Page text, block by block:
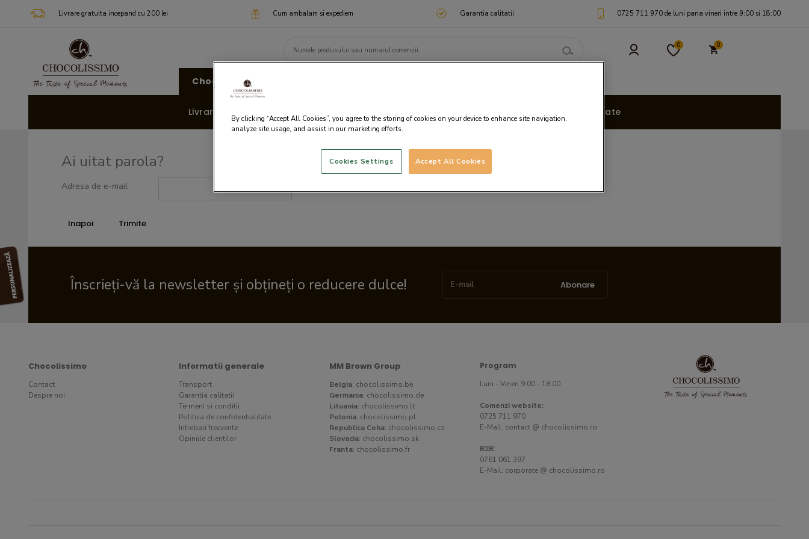
Livrare gratuita incepand cu 200 lei Cum ambalam si expediem Garantia calitatii 0725 711 970 de luni pana vineri intre 9:00 si 18:00
0 0
Chocolissimo
Livrare rapida 🚚 Cadouri Personalizate
Ai uitat parola?
Adresa de e-mail
Înscrieți-vă la newsletter și obțineți o reducere dulce! Abonare
Chocolissimo
Contact
Despre noi
Informatii generale
Transport
Garantia calitatii
Termeni si conditii
Politica de confidentialitate
Intrebari frecvente
Opiniile clientilor
MM Brown Group
Belgia: chocolissimo.be
Germania: chocolissimo.de
Lituania: chocolissimo.lt
Polonia: chocolissimo.pl
Republica Ceha: chocolissimo.cz
Slovacia: chocolissimo.sk
Franta: chocolissimo.fr
Program
Luni - Vineri 9:00 - 18:00
Comenzi website:
0725 711 970
E-Mail: contact @ chocolissimo.ro
B2B:
0761 061 397
E-Mail: corporate @ chocolissimo.ro
By clicking “Accept All Cookies”, you agree to the storing of cookies on your device to enhance site navigation,
analyze site usage, and assist in our marketing efforts.
Accept All Cookies
Cookies Settings